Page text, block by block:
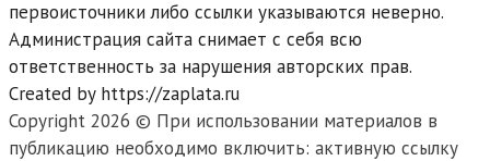
первоисточники либо ссылки указываются неверно.
Администрация сайта снимает с себя всю
ответственность за нарушения авторских прав.
Created by https://zaplata.ru
Copyright 2026 © При использовании материалов в
публикацию необходимо включить: активную ссылку